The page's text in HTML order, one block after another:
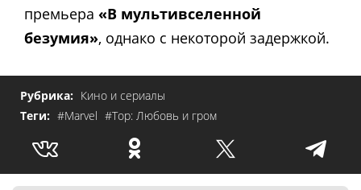
премьера «В мультивселенной
безумия», однако с некоторой задержкой.
Рубрика: Кино и сериалы
Теги: #Marvel #Тор: Любовь и гром